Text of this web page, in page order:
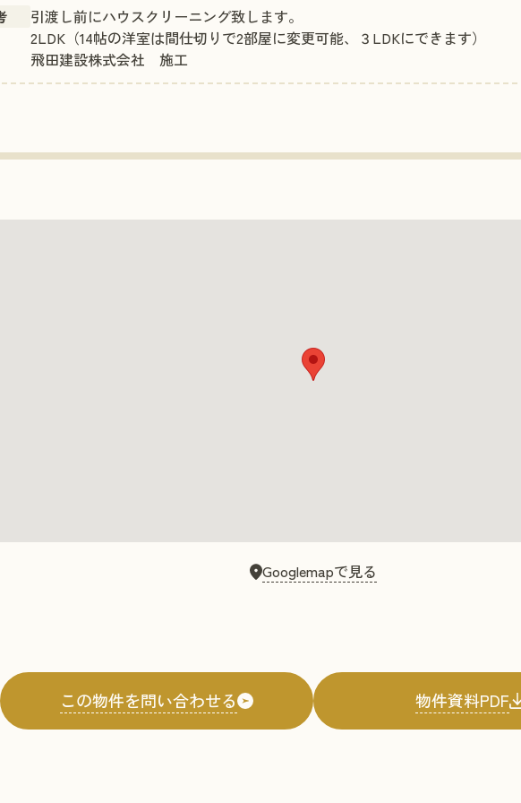
引渡し前にハウスクリーニング致します。
2LDK（14帖の洋室は間仕切りで2部屋に変更可能、３LDKにできます）
飛田建設株式会社 施工
Googlemapで見る
物件資料PDF